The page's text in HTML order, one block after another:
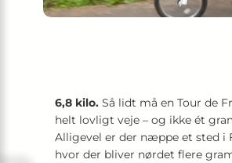
6,8 kilo. Så lidt må en Tour de
helt lovligt veje – og ikke ét
Alligevel er der næppe et sted i
hvor der bliver nørdet flere